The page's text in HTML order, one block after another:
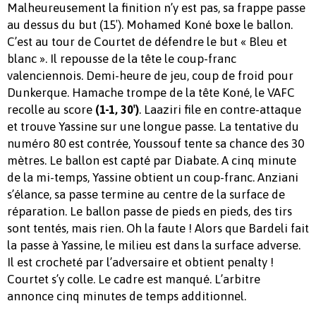
Malheureusement la finition n’y est pas, sa frappe passe
au dessus du but (15′). Mohamed Koné boxe le ballon.
C’est au tour de Courtet de défendre le but « Bleu et
blanc ». Il repousse de la tête le coup-franc
valenciennois. Demi-heure de jeu, coup de froid pour
Dunkerque. Hamache trompe de la tête Koné, le VAFC
recolle au score (1-1, 30′). Laaziri file en contre-attaque
et trouve Yassine sur une longue passe. La tentative du
numéro 80 est contrée, Youssouf tente sa chance des 30
mètres. Le ballon est capté par Diabate. A cinq minute
de la mi-temps, Yassine obtient un coup-franc. Anziani
s’élance, sa passe termine au centre de la surface de
réparation. Le ballon passe de pieds en pieds, des tirs
sont tentés, mais rien. Oh la faute ! Alors que Bardeli fait
la passe à Yassine, le milieu est dans la surface adverse.
Il est crocheté par l’adversaire et obtient penalty !
Courtet s’y colle. Le cadre est manqué. L’arbitre
annonce cinq minutes de temps additionnel.